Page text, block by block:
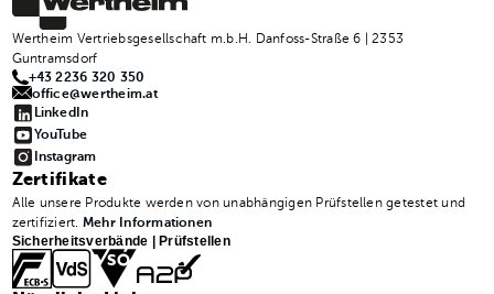
Wertheim Vertriebsgesellschaft m.b.H. Danfoss-Straße 6 | 2353
Guntramsdorf
+43 2236 320 350
office@wertheim.at
LinkedIn
YouTube
Instagram
Zertifikate
Alle unsere Produkte werden von unabhängigen Prüfstellen getestet und
zertifiziert. Mehr Informationen
Sicherheitsverbände | Prüfstellen